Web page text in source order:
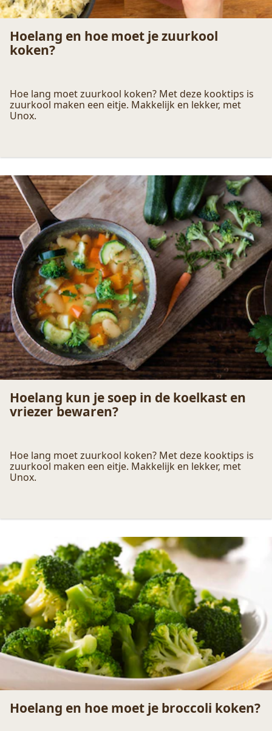
Hoelang en hoe moet je zuurkool
koken?
Hoe lang moet zuurkool koken? Met deze kooktips is
zuurkool maken een eitje. Makkelijk en lekker, met
Unox.
Hoelang kun je soep in de koelkast en
vriezer bewaren?
Hoe lang moet zuurkool koken? Met deze kooktips is
zuurkool maken een eitje. Makkelijk en lekker, met